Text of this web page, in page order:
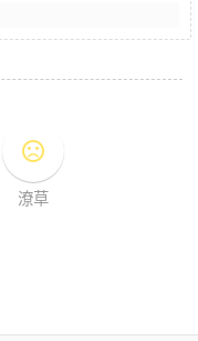
sentiment_dissatisfied
潦草